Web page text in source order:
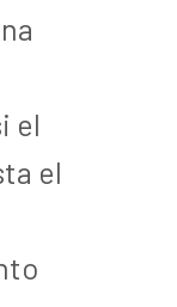
el
el